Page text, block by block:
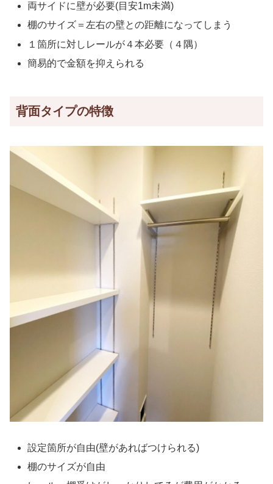
両サイドに壁が必要(目安1m未満)
棚のサイズ＝左右の壁との距離になってしまう
１箇所に対しレールが４本必要（４隅）
簡易的で金額を抑えられる
背面タイプの特徴
設定箇所が自由(壁があればつけられる)
棚のサイズが自由